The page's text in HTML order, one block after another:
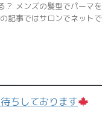
？ メンズの髪型でパーマを
記事ではサロンでネットで
ちしております